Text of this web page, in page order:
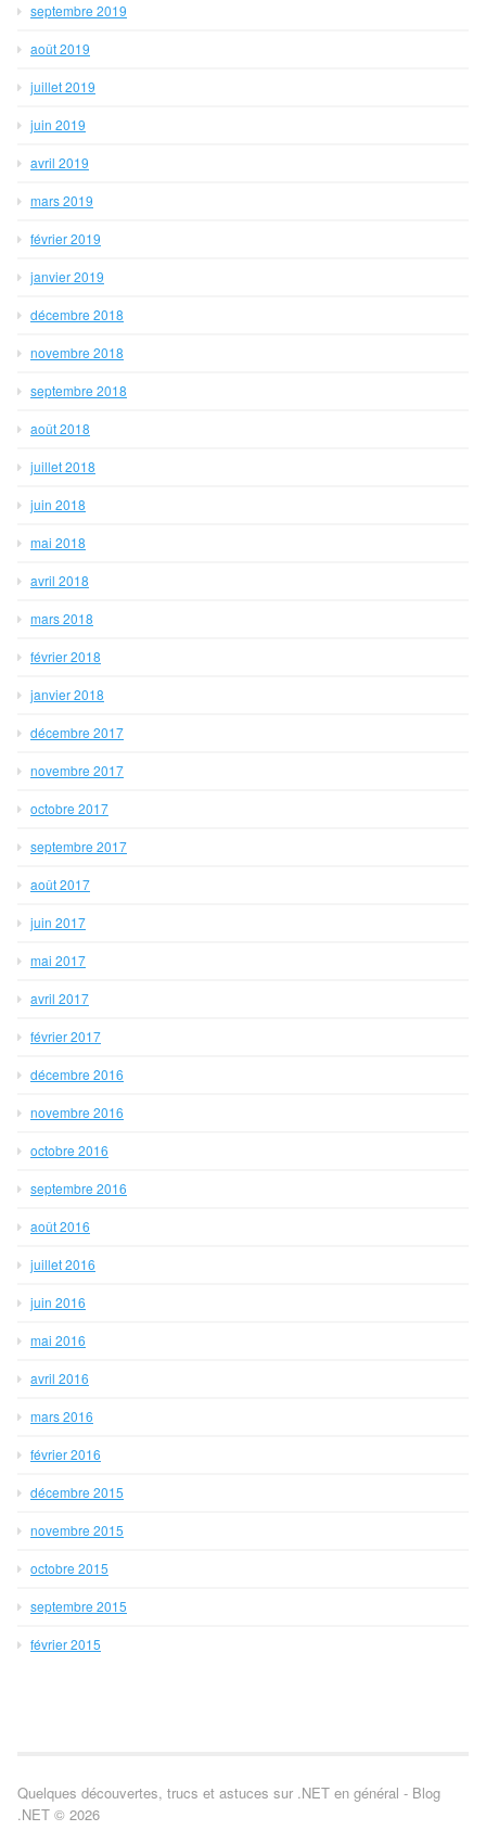
septembre 2019
août 2019
juillet 2019
juin 2019
avril 2019
mars 2019
février 2019
janvier 2019
décembre 2018
novembre 2018
septembre 2018
août 2018
juillet 2018
juin 2018
mai 2018
avril 2018
mars 2018
février 2018
janvier 2018
décembre 2017
novembre 2017
octobre 2017
septembre 2017
août 2017
juin 2017
mai 2017
avril 2017
février 2017
décembre 2016
novembre 2016
octobre 2016
septembre 2016
août 2016
juillet 2016
juin 2016
mai 2016
avril 2016
mars 2016
février 2016
décembre 2015
novembre 2015
octobre 2015
septembre 2015
février 2015
Quelques découvertes, trucs et astuces sur .NET en général - Blog
.NET © 2026